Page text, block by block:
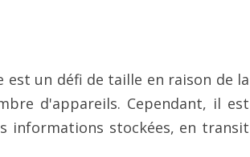
un défi de taille en raison de la
d'appareils. Cependant, il est
informations stockées, en transit